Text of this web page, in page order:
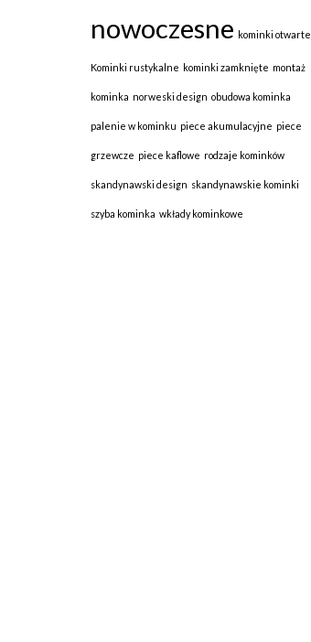
nowoczesne kominki otwarte
Kominki rustykalne kominki zamknięte montaż
kominka norweski design obudowa kominka
palenie w kominku piece akumulacyjne piece
grzewcze piece kaflowe rodzaje kominków
skandynawski design skandynawskie kominki
szyba kominka wkłady kominkowe